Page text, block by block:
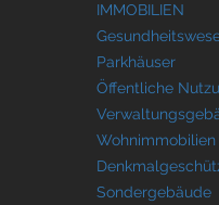
IMMOBILIEN
Parkhäuser
Öffentliche
Wohnimmobilien
Sondergebäude